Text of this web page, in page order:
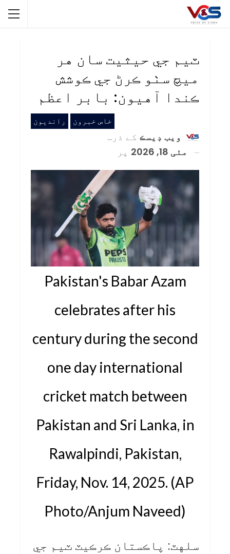
ٽيم جي حيثيت سان هر
ميچ سٺو ڪرڻ جي ڪوشش
ڪندا آهيون: بابر اعظم
خاص خبرون رانديون
ويب ڊيسڪ کے ذریعہ
مئی 18, 2026
پر
Pakistan's Babar Azam
celebrates after his
century during the second
one day international
cricket match between
Pakistan and Sri Lanka, in
Rawalpindi, Pakistan,
Friday, Nov. 14, 2025. (AP
Photo/Anjum Naveed)
سلهٽ: پاڪستان ڪرڪيٽ ٽيم جي